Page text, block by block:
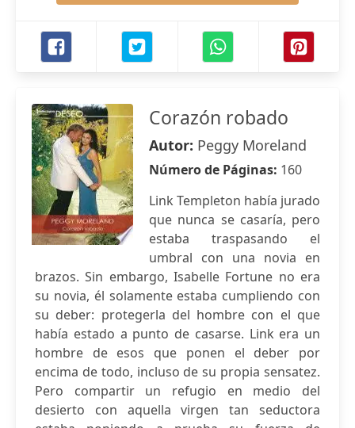
Corazón robado
Autor: Peggy Moreland
Número de Páginas: 160
Link Templeton había jurado
que nunca se casaría, pero
estaba traspasando el
umbral con una novia en
brazos. Sin embargo, Isabelle Fortune no era
su novia, él solamente estaba cumpliendo con
su deber: protegerla del hombre con el que
había estado a punto de casarse. Link era un
hombre de esos que ponen el deber por
encima de todo, incluso de su propia sensatez.
Pero compartir un refugio en medio del
desierto con aquella virgen tan seductora